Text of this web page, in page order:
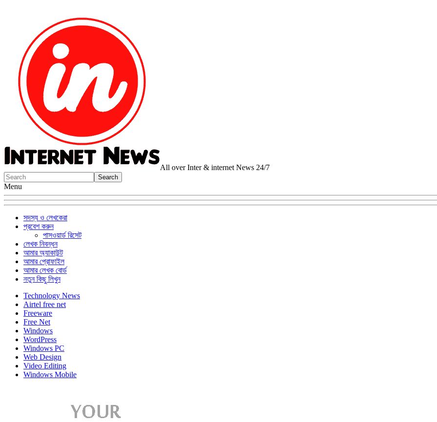
All over Inter & internet News 24/7
Menu
সদস্য ও লেখকেরা
প্রবেশ করুন
পাসওয়ার্ড রিসেট
লেখক নিবন্ধন
আমার অ্যাকাউন্ট
আমার প্রোফাইল
আমার লেখক বোর্ড
নতুন কিছু লিখুন
Technology News
Airtel free net
Freeware
Free Net
Windows
WordPress
Windows PC
Web Design
Video Editing
Windows Mobile